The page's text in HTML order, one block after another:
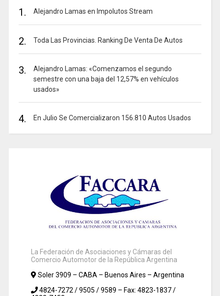
1. Alejandro Lamas en Impolutos Stream
2. Toda Las Provincias. Ranking De Venta De Autos
3.
Alejandro Lamas: «Comenzamos el segundo
semestre con una baja del 12,57% en vehículos
usados»
4. En Julio Se Comercializaron 156.810 Autos Usados
La Federación de Asociaciones y Cámaras del
Comercio Automotor de la República Argentina
Soler 3909 – CABA – Buenos Aires – Argentina
4824-7272 / 9505 / 9589 – Fax: 4823-1837 /